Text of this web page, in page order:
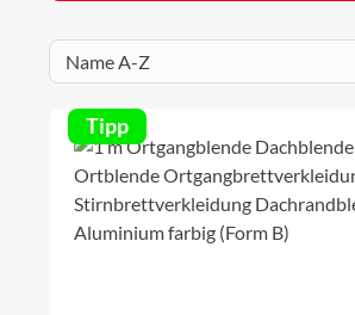
Tipp